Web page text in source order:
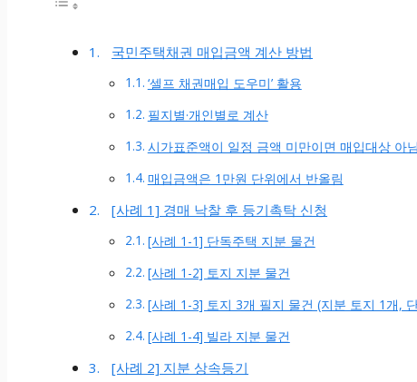
국민주택채권 매입금액 계산 방법
‘셀프 채권매입 도우미’ 활용
필지별·개인별로 계산
시가표준액이 일정 금액 미만이면 매입대상 아님
매입금액은 1만원 단위에서 반올림
[사례 1] 경매 낙찰 후 등기촉탁 신청
[사례 1-1] 단독주택 지분 물건
[사례 1-2] 토지 지분 물건
[사례 1-3] 토지 3개 필지 물건 (지분 토지 1개,
[사례 1-4] 빌라 지분 물건
[사례 2] 지분 상속등기